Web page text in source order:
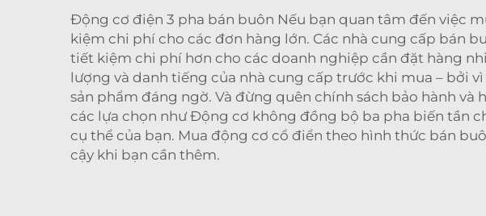
Động cơ điện 3 pha bán buôn Nếu bạn quan tâm đến việc
kiệm chi phí cho các đơn hàng lớn. Các nhà cung cấp bán
tiết kiệm chi phí hơn cho các doanh nghiệp cần đặt hàng
lượng và danh tiếng của nhà cung cấp trước khi mua – bởi
sản phẩm đáng ngờ. Và đừng quên chính sách bảo hành
các lựa chọn như Động cơ không đồng bộ ba pha biến tần
cụ thể của bạn. Mua động cơ cổ điển theo hình thức bán
cậy khi bạn cần thêm.